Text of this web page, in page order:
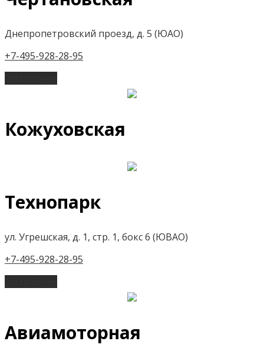
Днепропетровский проезд, д. 5 (ЮАО)
+7-495-928-28-95
Кожуховская
Технопарк
ул. Угрешская, д. 1, стр. 1, бокс 6 (ЮВАО)
+7-495-928-28-95
Авиамоторная